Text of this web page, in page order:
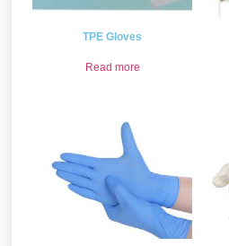
TPE Gloves
Read more